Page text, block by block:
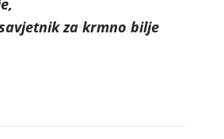
za krmno bilje